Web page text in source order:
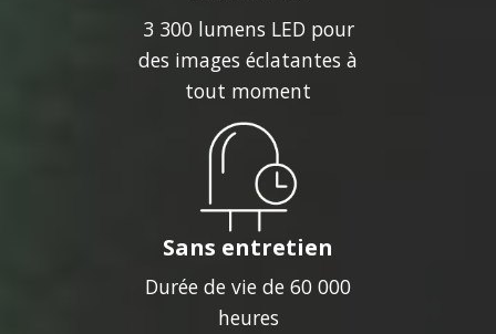
3 300 lumens LED pour
des images éclatantes à
tout moment
Sans entretien
Durée de vie de 60 000
heures